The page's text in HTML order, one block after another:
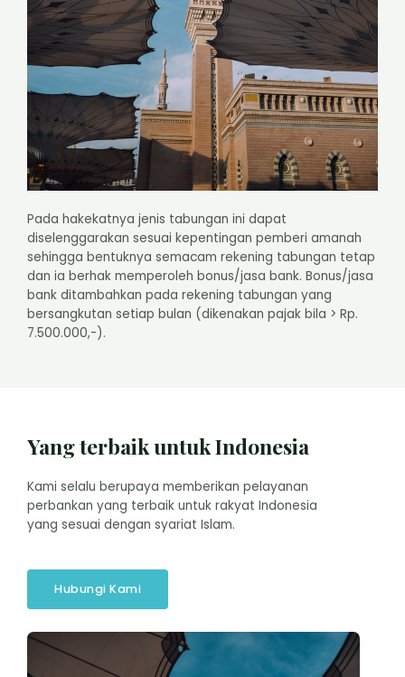
Pada hakekatnya jenis tabungan ini dapat
diselenggarakan sesuai kepentingan pemberi amanah
sehingga bentuknya semacam rekening tabungan tetap
dan ia berhak memperoleh bonus/jasa bank. Bonus/jasa
bank ditambahkan pada rekening tabungan yang
bersangkutan setiap bulan (dikenakan pajak bila > Rp.
7.500.000,-).
Yang terbaik untuk Indonesia
Kami selalu berupaya memberikan pelayanan
perbankan yang terbaik untuk rakyat Indonesia
yang sesuai dengan syariat Islam.
Hubungi Kami